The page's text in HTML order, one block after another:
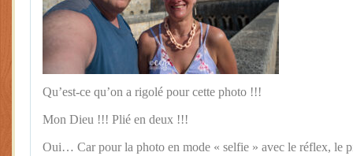
Qu’est-ce qu’on a rigolé pour cette photo !!!
Mon Dieu !!! Plié en deux !!!
Oui… Car pour la photo en mode « selfie » avec le réflex, le